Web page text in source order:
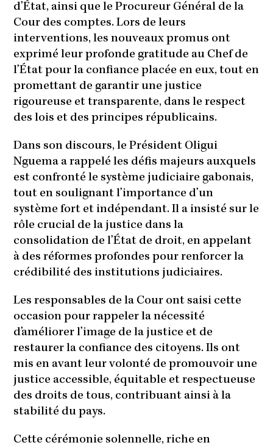
d’État, ainsi que le Procureur Général de la
Cour des comptes. Lors de leurs
interventions, les nouveaux promus ont
exprimé leur profonde gratitude au Chef de
l’État pour la confiance placée en eux, tout en
promettant de garantir une justice
rigoureuse et transparente, dans le respect
des lois et des principes républicains.
Dans son discours, le Président Oligui
Nguema a rappelé les défis majeurs auxquels
est confronté le système judiciaire gabonais,
tout en soulignant l’importance d’un
système fort et indépendant. Il a insisté sur le
rôle crucial de la justice dans la
consolidation de l’État de droit, en appelant
à des réformes profondes pour renforcer la
crédibilité des institutions judiciaires.
Les responsables de la Cour ont saisi cette
occasion pour rappeler la nécessité
d’améliorer l’image de la justice et de
restaurer la confiance des citoyens. Ils ont
mis en avant leur volonté de promouvoir une
justice accessible, équitable et respectueuse
des droits de tous, contribuant ainsi à la
stabilité du pays.
Cette cérémonie solennelle, riche en